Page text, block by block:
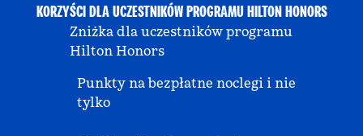
KORZYŚCI DLA UCZESTNIKÓW PROGRAMU HILTON HONORS
Zniżka dla uczestników programu
Hilton Honors
Punkty na bezpłatne noclegi i nie
tylko